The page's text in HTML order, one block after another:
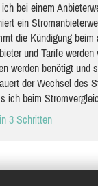
bei einem
ein
die Kündigung beim
und Tarife werden
werden benötigt und
der Wechsel des
ich beim
3 Schritten